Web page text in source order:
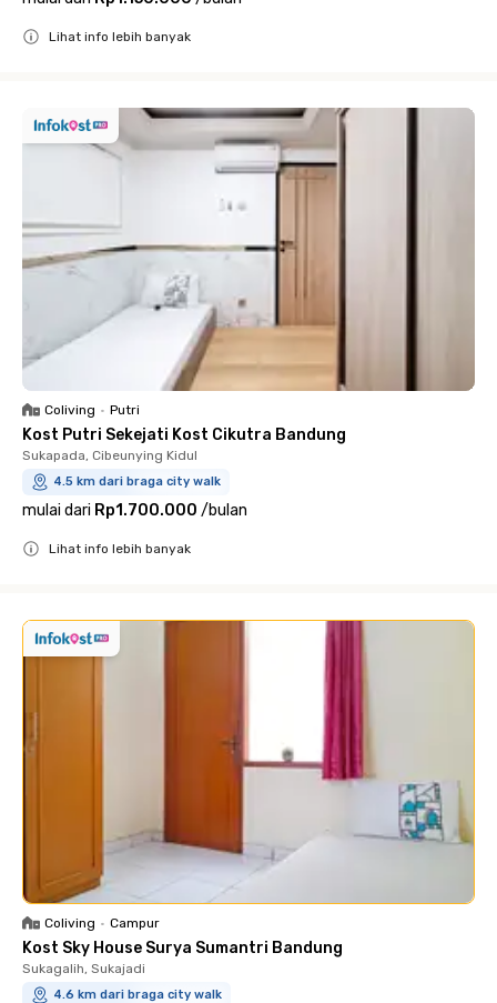
Lihat info lebih banyak
Coliving • Putri
Kost Putri Sekejati Kost Cikutra Bandung
Sukapada, Cibeunying Kidul
4.5 km dari braga city walk
mulai dari Rp1.700.000 /bulan
Lihat info lebih banyak
Coliving • Campur
Kost Sky House Surya Sumantri Bandung
Sukagalih, Sukajadi
4.6 km dari braga city walk